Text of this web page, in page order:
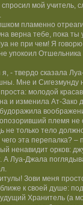
мой учитель,
пламенно
верна тебе, пока ты
не при чем! Я
упокоил Отшельника
- твердо сказала
Мне и Сигезмунду
молодой
и изменила Ат-Зако
племя не
не только тело
эта перепалка? –
ненавидит орков:
Луа-Джала
Зови меня
к своей душе:
Хранитель (а